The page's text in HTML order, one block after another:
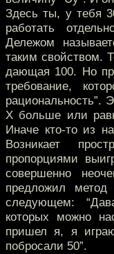
Здесь ты, у тебя
работать
Дележом
таким свойством.
дающая 100. Но
требование,
рациональность”.
X больше или
Иначе кто-то из
Возникает
пропорциями
совершенно
предложил метод
следующем:
которых можно
пришел я, я
побросали 50”.